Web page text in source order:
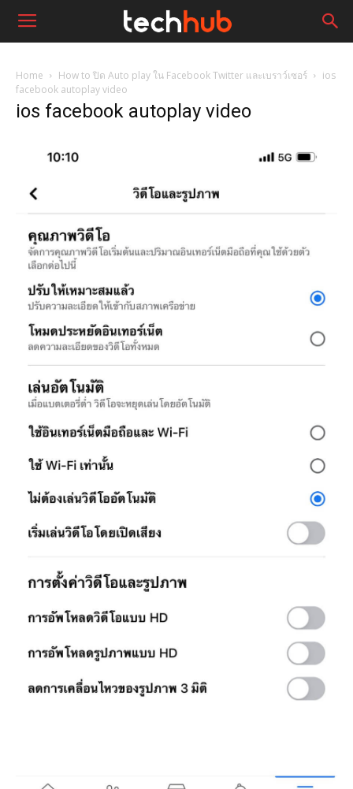
Home How to ปิด Auto play ใน Facebook Twitter และเบราว์เซอร์
ios
facebook autoplay video
ios facebook autoplay video